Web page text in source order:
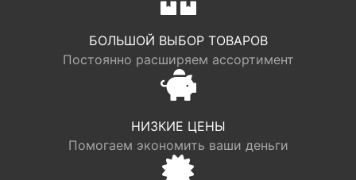
БОЛЬШОЙ ВЫБОР ТОВАРОВ
Постоянно расширяем ассортимент
НИЗКИЕ ЦЕНЫ
Помогаем экономить ваши деньги